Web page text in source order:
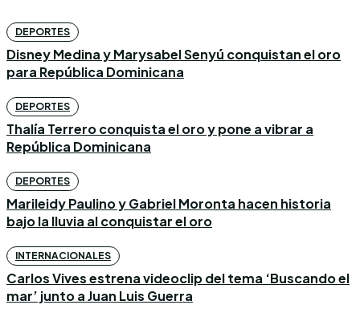
DEPORTES
Disney Medina y Marysabel Senyú conquistan el oro
para República Dominicana
DEPORTES
Thalía Terrero conquista el oro y pone a vibrar a
República Dominicana
DEPORTES
Marileidy Paulino y Gabriel Moronta hacen historia
bajo la lluvia al conquistar el oro
INTERNACIONALES
Carlos Vives estrena videoclip del tema ‘Buscando el
mar’ junto a Juan Luis Guerra